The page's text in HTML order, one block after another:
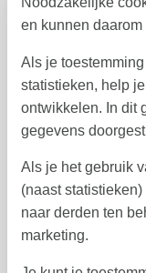
37 7 8
38 14
39 21
40 28
41
en kunnen
Als je
statistieken, help
ontwikkelen. In dit
gegevens
Als je het gebruik
(naast
naar derden ten
marketing.